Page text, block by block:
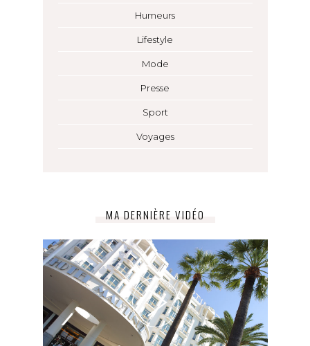
Humeurs
Lifestyle
Mode
Presse
Sport
Voyages
MA DERNIÈRE VIDÉO